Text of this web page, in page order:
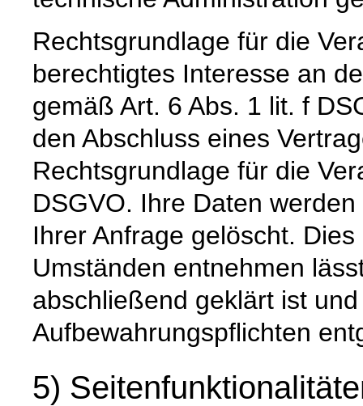
Rechtsgrundlage für die
berechtigtes Interesse an
gemäß Art. 6 Abs. 1 lit. f
den Abschluss eines
Rechtsgrundlage für die
DSGVO. Ihre Daten
Ihrer Anfrage gelöscht.
Umständen entnehmen
abschließend geklärt ist
Aufbewahrungspflichten
5)